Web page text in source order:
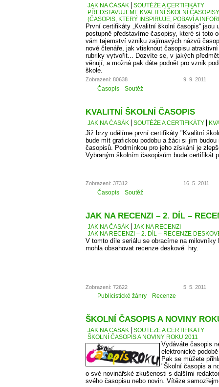
JAK NA ČASÁK
SOUTĚŽE A CERTIFIKÁTY
PŘEDSTAVUJEME KVALITNÍ ŠKOLNÍ
(ČASOPIS, KTERÝ INSPIRUJE, POBAVÍ A
První certifikáty „Kvalitní školní časopis“ jsou
postupně představíme časopisy, které si toto
vám tajemství vzniku zajímavých názvů
nové čtenáře, jak vtisknout časopisu
rubriky vytvořit... Dozvíte se, v jakých
věnují, a možná pak dáte podnět pro vznik
škole.
Zobrazení: 80638 9. 9. 2011
Časopis Soutěž
KVALITNÍ ŠKOLNÍ ČASOPIS
JAK NA ČASÁK SOUTĚŽE A CERTIFIKÁTY
Již brzy udělíme první certifikáty "Kvalitní
bude mít grafickou podobu a žáci si jím
časopisů. Podmínkou pro jeho získání je
Vybraným školním časopisům bude certifikát
Zobrazení: 37312 16. 5. 2011
Časopis Soutěž
JAK NA RECENZI – 2. DÍL –
JAK NA ČASÁK
JAK NA RECENZI
JAK NA RECENZI – 2. DÍL – RECENZE
V tomto díle seriálu se obracíme na milovníky
mohla obsahovat recenze deskové hry.
Zobrazení: 72622 5. 5. 2011
Publicistické žánry Recenze
ŠKOLNÍ ČASOPIS A NOVINY
JAK NA ČASÁK
SOUTĚŽE A CERTIFIKÁTY
ŠKOLNÍ ČASOPIS A NOVINY ROKU 2011
Vydáváte časopis
elektronické
Pak se můžete
"Školní časopis a
o své novinářské zkušenosti s dalšími
svého časopisu nebo novin. Vítěze